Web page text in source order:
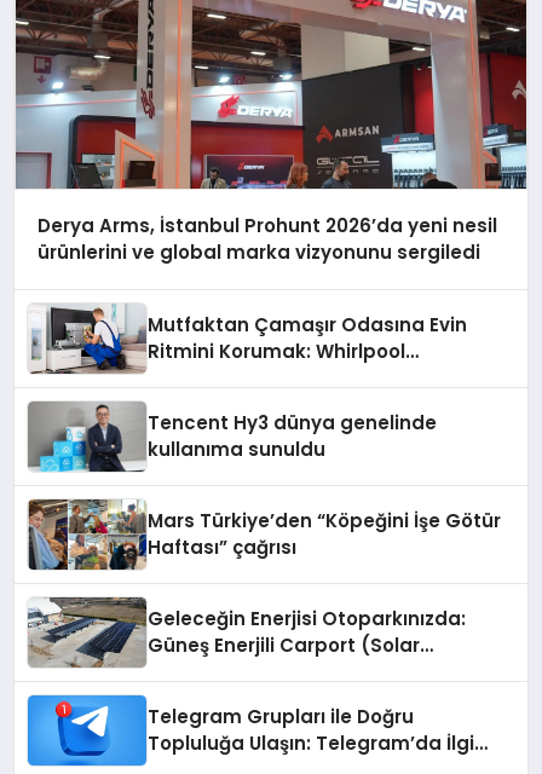
Derya Arms, İstanbul Prohunt 2026’da yeni nesil
ürünlerini ve global marka vizyonunu sergiledi
Mutfaktan Çamaşır Odasına Evin
Ritmini Korumak: Whirlpool
Tencent Hy3 dünya genelinde
kullanıma sunuldu
Mars Türkiye’den “Köpeğini İşe Götür
Haftası” çağrısı
Geleceğin Enerjisi Otoparkınızda:
Güneş Enerjili Carport (Solar
Telegram Grupları ile Doğru
Topluluğa Ulaşın: Telegram’da İlgi